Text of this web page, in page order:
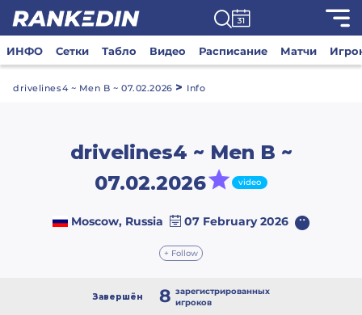
ИНФО Сетки Табло Видео Расписание Матчи
drivelines4 ~ Men B ~ 07.02.2026 > Info
drivelines4 ~ Men B ~
07.02.2026
video
Moscow, Russia 07 February 2026
+ Follow
Завершён 8 зарегистрированных
игроков